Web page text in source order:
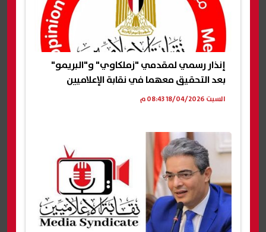
إنذار رسمي لمقدمي "زملكاوي" و"البريمو"
بعد التحقيق معهما في نقابة الإعلاميين
السبت 18/04/2026 08:43 م